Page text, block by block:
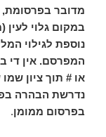
מדובר בפרסומת,
במקום גלוי
נוספת לגילוי
המפרסם. אין די
או # תוך ציון
נדרשת הבהרה
בפרסום ממומן.